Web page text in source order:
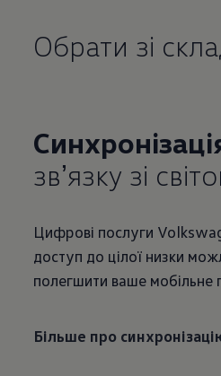
Обрати зі
звʼязку зі
Цифрові послуги
доступ до цілої низки
полегшити ваше мобільне
Більше про